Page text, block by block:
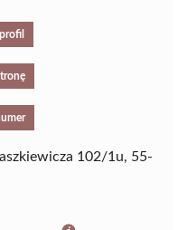
102/1u, 55-